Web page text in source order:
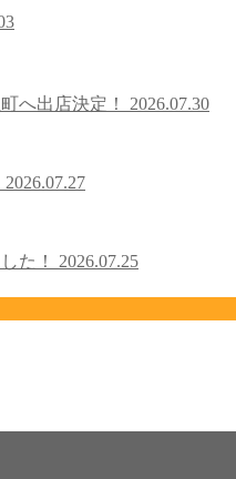
へ出店決定！ 2026.07.30
2026.07.27
た！ 2026.07.25